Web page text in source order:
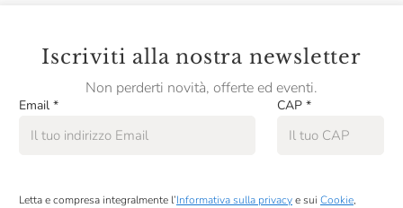
Iscriviti alla nostra newsletter
Non perderti novità, offerte ed eventi.
Email * CAP *
Letta e compresa integralmente l’Informativa sulla privacye sui Cookie,